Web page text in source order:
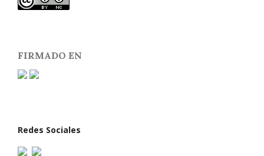
FIRMADO EN
Redes Sociales